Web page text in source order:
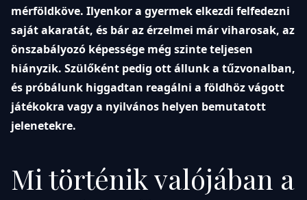
mérföldköve. Ilyenkor a gyermek elkezdi felfedezni
saját akaratát, és bár az érzelmei már viharosak, az
önszabályozó képessége még szinte teljesen
hiányzik. Szülőként pedig ott állunk a tűzvonalban,
és próbálunk higgadtan reagálni a földhöz vágott
játékokra vagy a nyilvános helyen bemutatott
jelenetekre.
Mi történik valójában a